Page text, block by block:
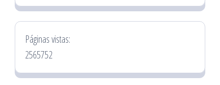
Páginas vistas:
2565752